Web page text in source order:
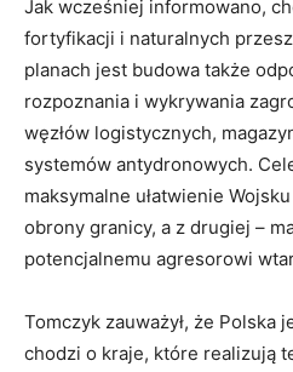
Jak wcześniej informowano,
fortyfikacji i naturalnych
planach jest budowa także
rozpoznania i wykrywania
węzłów logistycznych,
systemów antydronowych.
maksymalne ułatwienie
obrony granicy, a z drugiej –
potencjalnemu agresorowi
Tomczyk zauważył, że Polska
chodzi o kraje, które realizują